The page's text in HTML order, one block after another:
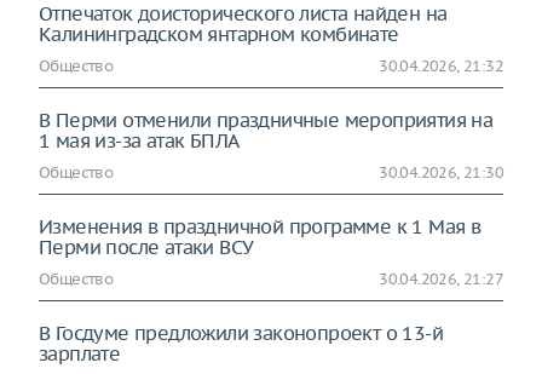
Отпечаток доисторического листа найден на
Калининградском янтарном комбинате
Общество 30.04.2026, 21:32
В Перми отменили праздничные мероприятия на
1 мая из-за атак БПЛА
Общество 30.04.2026, 21:30
Изменения в праздничной программе к 1 Мая в
Перми после атаки ВСУ
Общество 30.04.2026, 21:27
В Госдуме предложили законопроект о 13-й
зарплате